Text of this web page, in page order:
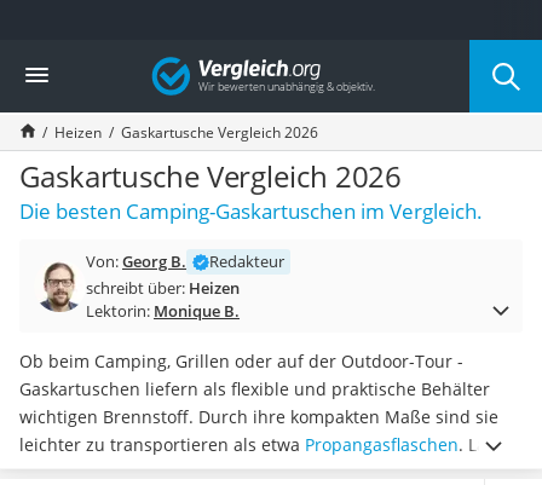
Die beliebtesten Vergleiche nach Kategorie
Baumarkt
Tresor feuerfest
Makita-Akku-Rasenmäher
Kappsäge
Smartes Türschloss
Akku-Rasentrimmer
Feuchtigkeitsmessgerät
Split-Klimaanlage 2 Innengeräte
Pelletofen
Tiefbrunnenpumpe
Fliesenschneider
Hochdruckreiniger
Doppelschleifer
Überwachungskamera
Vergleich
Heizen Gaskartusche Vergleich 2026
Gaskartusche Vergleich 2026
Die besten Camping-Gaskartuschen im Vergleich.
Von:Georg B.
Redakteur
schreibt über: Heizen
Lektorin: Monique B.
Ob beim Camping, Grillen oder auf der Outdoor-Tour -
Gaskartuschen liefern als flexible und praktische Behälter
wichtigen Brennstoff. Durch ihre kompakten Maße sind sie
leichter zu transportieren als etwa Propangasflaschen. Laut
mehreren Tests im Internet eignen sich manche